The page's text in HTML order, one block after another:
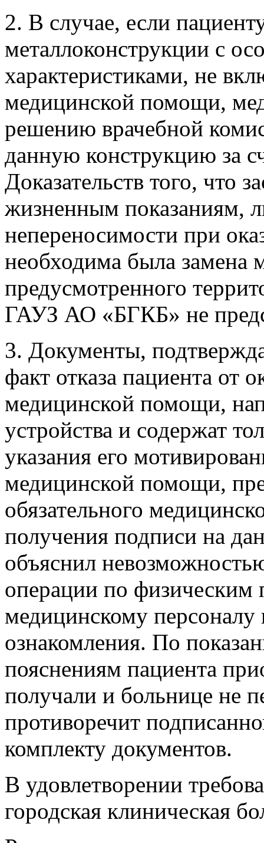
2. В случае, если
металлоконструкции с
характеристиками, не
медицинской помощи,
решению врачебной
данную конструкцию за
Доказательств того, что
жизненным показаниям,
непереносимости при
необходима была замена
предусмотренного
ГАУЗ АО «БГКБ» не
3. Документы,
факт отказа пациента от
медицинской помощи,
устройства и содержат
указания его
медицинской помощи,
обязательного
получения подписи на
объяснил
операции по физическим
медицинскому персоналу
ознакомления. По
пояснениям пациента
получали и больнице не
противоречит
комплекту документов.
В удовлетворении
городская клиническая